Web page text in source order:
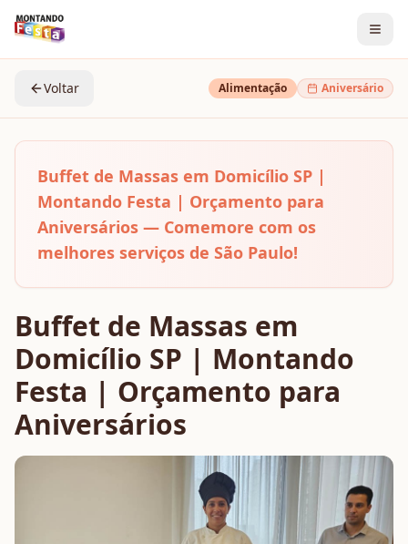
Voltar Alimentação Aniversário
Buffet de Massas em Domicílio SP |
Montando Festa | Orçamento para
Aniversários — Comemore com os
melhores serviços de São Paulo!
Buffet de Massas em
Domicílio SP | Montando
Festa | Orçamento para
Aniversários